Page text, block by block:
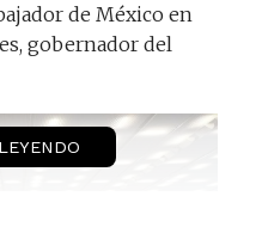
de México en
gobernador del